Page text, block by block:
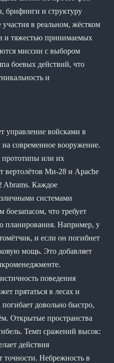
брифинги и структуру
в реальном, жёстком
и тяжестью принимаемых
миссии с выбором
боевых действий, что
и
управление войсками в
современное вооружение.
или их
вертолётов Ми-28 и Apache
Abrams. Каждое
системами
что требует
планирования. Например, у
и если он погибнет
мощь. Это добавляет
поведения
прятаться в лесах и
довольно быстро,
Открытые пространства
Темп сражений высок:
действия
точности. Небрежность в